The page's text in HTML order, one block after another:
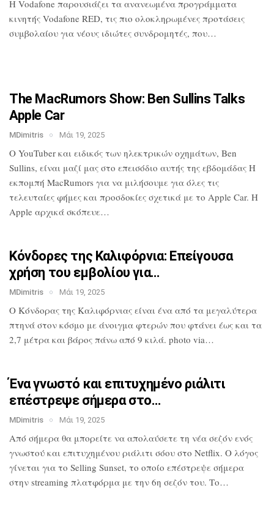
H Vodafone παρουσιάζει τα ανανεωμένα προγράμματα
κινητής Vodafone RED, τις πιο ολοκληρωμένες προτάσεις
συμβολαίου για νέους ιδιώτες συνδρομητές, που…
The MacRumors Show: Ben Sullins Talks
Apple Car
MDimitris Μάι 19, 2025
Ο YouTuber και ειδικός των ηλεκτρικών οχημάτων, Ben
Sullins, είναι μαζί μας στο επεισόδιο αυτής της εβδομάδας Η
εκπομπή MacRumors για να μιλήσουμε για όλες τις
τελευταίες φήμες και προσδοκίες σχετικά με το Apple Car. Η
Apple αρχικά σκόπευε…
Κόνδορες της Καλιφόρνια: Επείγουσα
χρήση του εμβολίου για…
MDimitris Μάι 19, 2025
Ο Κόνδορας της Καλιφόρνιας είναι ένα από τα μεγαλύτερα
πτηνά στον κόσμο με άνοιγμα φτερών που φτάνει έως και τα
2,7 μέτρα και βάρος πάνω από 9 κιλά. photo via…
Ένα γνωστό και επιτυχημένο ριάλιτι
επέστρεψε σήμερα στο…
MDimitris Μάι 19, 2025
Από σήμερα θα μπορείτε να απολαύσετε τη νέα σεζόν ενός
γνωστού και επιτυχημένου ριάλιτι σόου στο Netflix. Ο λόγος
γίνεται για το Selling Sunset, το οποίο επέστρεψε σήμερα
στην streaming πλατφόρμα με την 6η σεζόν του. Το…